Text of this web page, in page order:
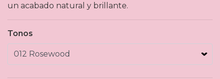
un acabado natural y brillante.
Tonos